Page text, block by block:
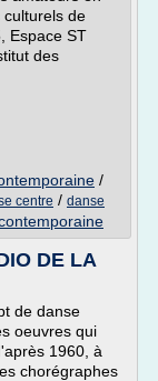
de
Espace ST
des
/
centre / danse
DE LA
de danse
oeuvres qui
1960, à
chorégraphes